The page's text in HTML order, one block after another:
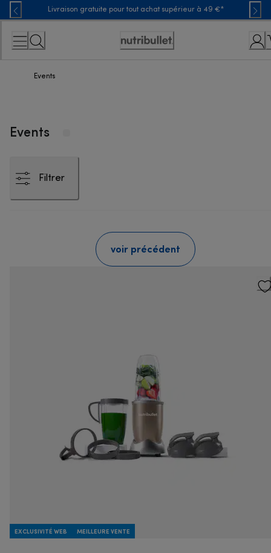
Skip
to
Content
Livraison gratuite pour tout achat supérieur à 49 €*
Déclaration
Events
Events
Filtrer
voir précédent
EXCLUSIVITÉ WEB MEILLEURE VENTE